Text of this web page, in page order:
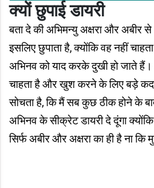
क्यों छुपाई डायरी
बता दे की अभिमन्यु अक्षरा और अबीर
इसलिए छुपाता है, क्योंकि वह नहीं
अभिनव को याद करके दुखी हो जाते
चाहता है और खुश करने के लिए बड़े
सोचता है, कि मैं सब कुछ ठीक होने के
अभिनव के सीक्रेट डायरी दे दूंगा
सिर्फ अबीर और अक्षरा का ही है ना कि